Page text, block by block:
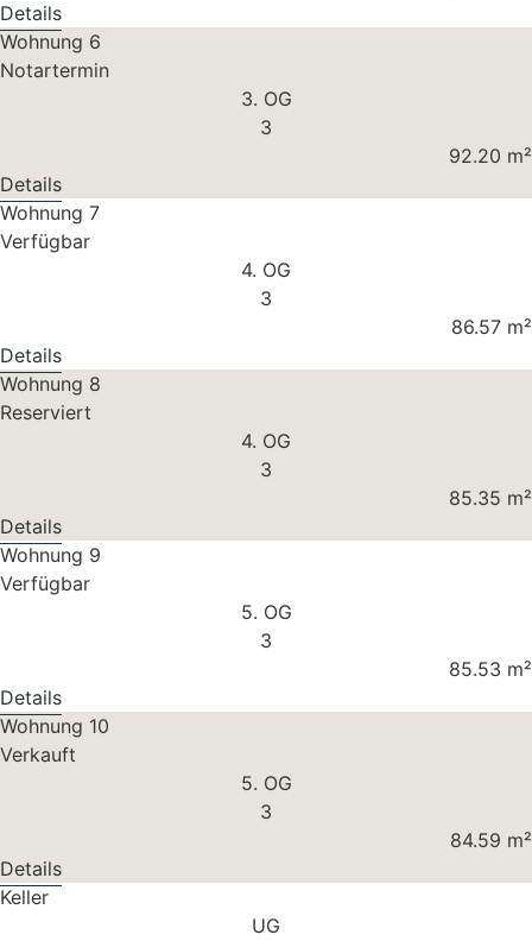
Details
Wohnung 6
Notartermin
3. OG
3
92.20 m²
Details
Wohnung 7
Verfügbar
4. OG
3
86.57 m²
Details
Wohnung 8
Reserviert
4. OG
3
85.35 m²
Details
Wohnung 9
Verfügbar
5. OG
3
85.53 m²
Details
Wohnung 10
Verkauft
5. OG
3
84.59 m²
Details
Keller
UG